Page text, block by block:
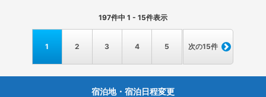
197件中 1 - 15件表示
1 2 3 4 5 次の15件
宿泊地・宿泊日程変更